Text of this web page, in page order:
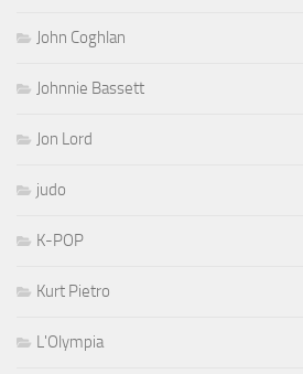
John Coghlan
Johnnie Bassett
Jon Lord
judo
K-POP
Kurt Pietro
L'Olympia